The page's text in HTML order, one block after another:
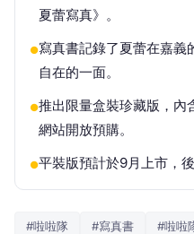
夏蕾寫真》。
●寫真書記錄了夏蕾在嘉義
自在的一面。
●推出限量盒裝珍藏版，內
網站開放預購。
●平裝版預計於9月上市，
#啦啦隊 #寫真書 #啦啦